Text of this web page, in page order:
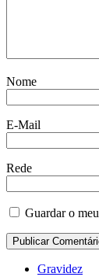
Nome
E-Mail
Rede
Guardar o
Gravidez